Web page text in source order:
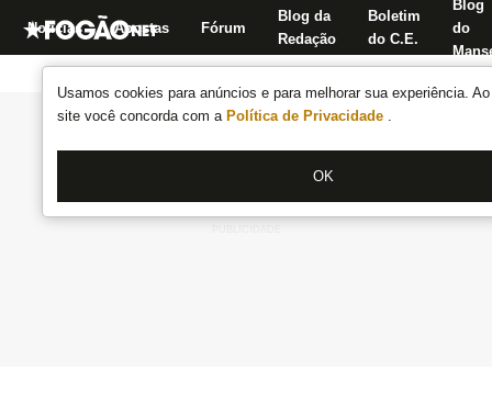
Usamos cookies para anúncios e para melhorar sua experiência.
site você concorda com a Política de Privacidade .
OK
Notícias Apostas Fórum
Blog da
Redação
Boletim
do C.E.
Blog
do